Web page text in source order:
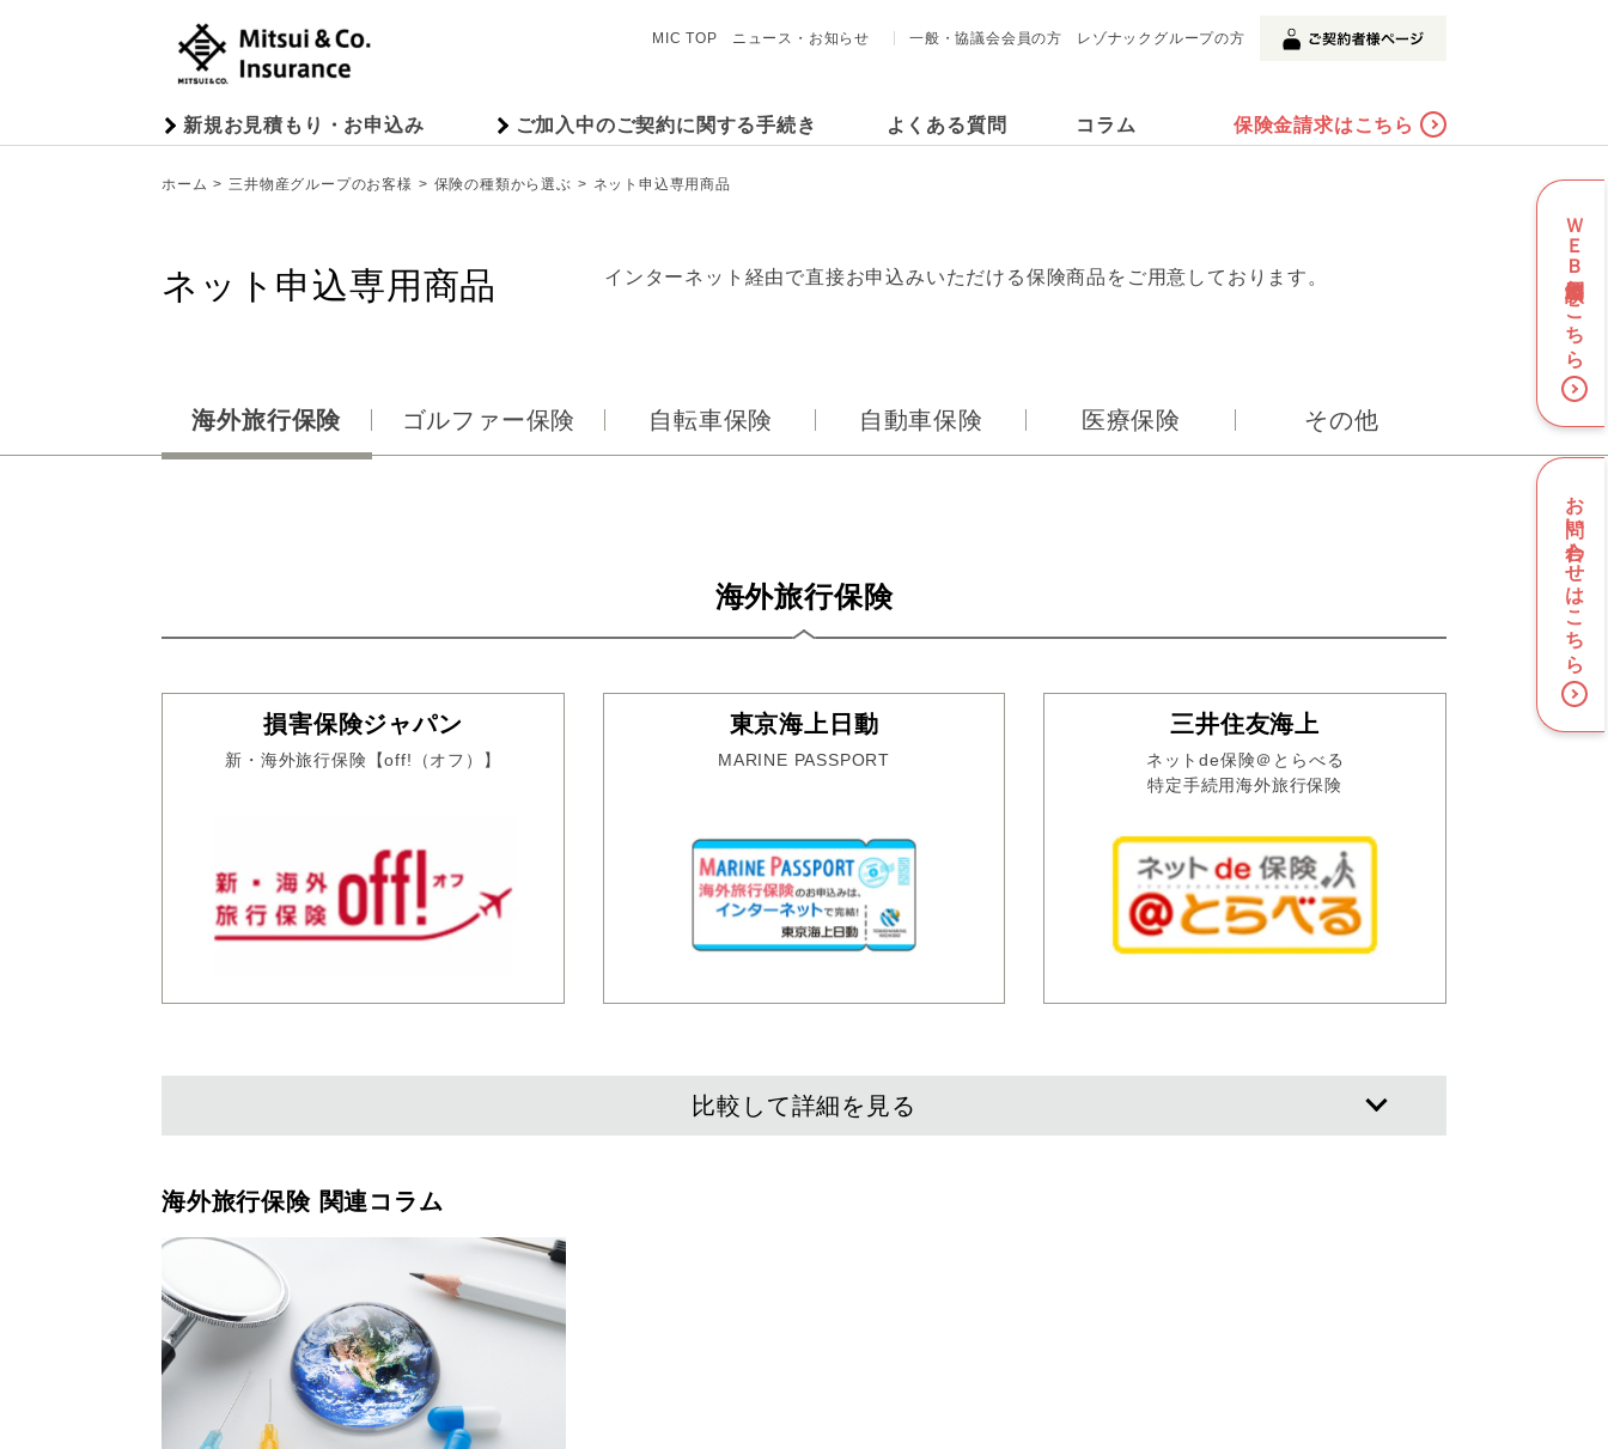
新規お見積もり・お申込み ご加入中のご契約に関する手続き よくある質問 コラム 保険金請求はこちら
MIC TOP ニュース・お知らせ 一般・協議会会員の方 レゾナックグループの方
ＷＥＢ個別相談はこちら
お問い合わせはこちら
ホーム 三井物産グループのお客様 保険の種類から選ぶ ネット申込専用商品
ネット申込専用商品 インターネット経由で直接お申込みいただける保険商品をご用意しております。
海外旅行保険 ゴルファー保険 自転車保険 自動車保険 医療保険 その他
海外旅行保険
損害保険ジャパン
新・海外旅行保険【off!（オフ）】
東京海上日動
MARINE PASSPORT
三井住友海上
ネットde保険＠とらべる
特定手続用海外旅行保険
比較して詳細を見る
海外旅行保険 関連コラム